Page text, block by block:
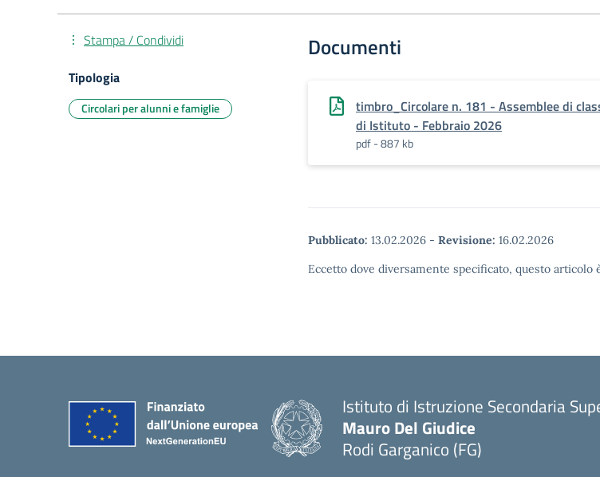
Documenti
timbro_Circolare n. 181 - Assemblee di
di Istituto - Febbraio 2026
pdf - 887 kb
Pubblicato: 13.02.2026 - Revisione: 16.02.2026
Eccetto dove diversamente specificato, questo
Stampa / Condividi
Tipologia
Circolari per alunni e famiglie
Istituto di Istruzione Secondaria
Mauro Del Giudice
Rodi Garganico (FG)